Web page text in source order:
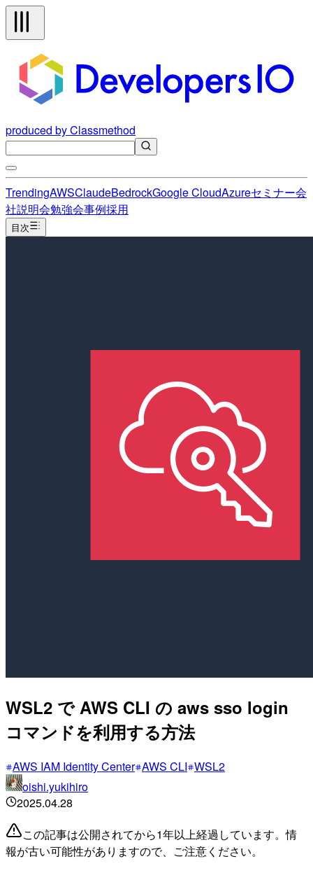
produced by Classmethod
TrendingAWSClaudeBedrockGoogle CloudAzureセミナー会
社説明会勉強会事例採用
目次
WSL2 で AWS CLI の aws sso login
コマンドを利用する方法
AWS IAM Identity Center AWS CLI WSL2
oishi.yukihiro
2025.04.28
この記事は公開されてから1年以上経過しています。情
報が古い可能性がありますので、ご注意ください。